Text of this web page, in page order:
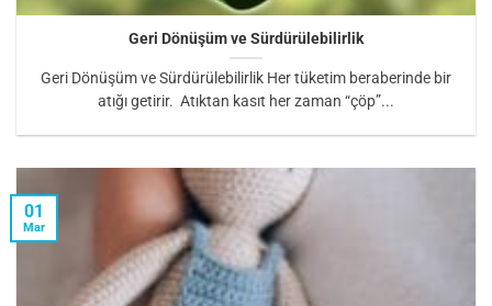
Geri Dönüşüm ve Sürdürülebilirlik
Geri Dönüşüm ve Sürdürülebilirlik Her tüketim beraberinde bir
atığı getirir. Atıktan kasıt her zaman “çöp”...
01
Mar